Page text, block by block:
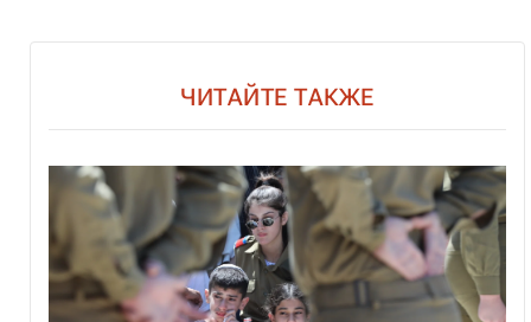
ЧИТАЙТЕ ТАКЖЕ